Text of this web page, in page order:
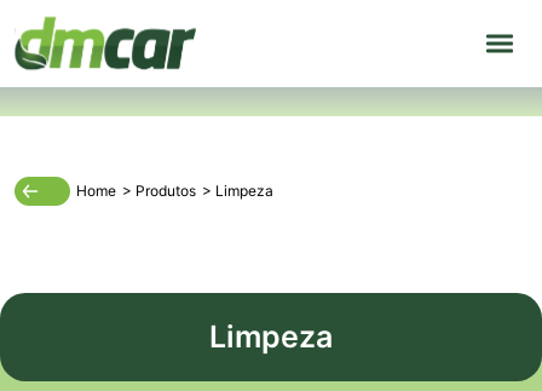
Home > Produtos > Limpeza
Limpeza